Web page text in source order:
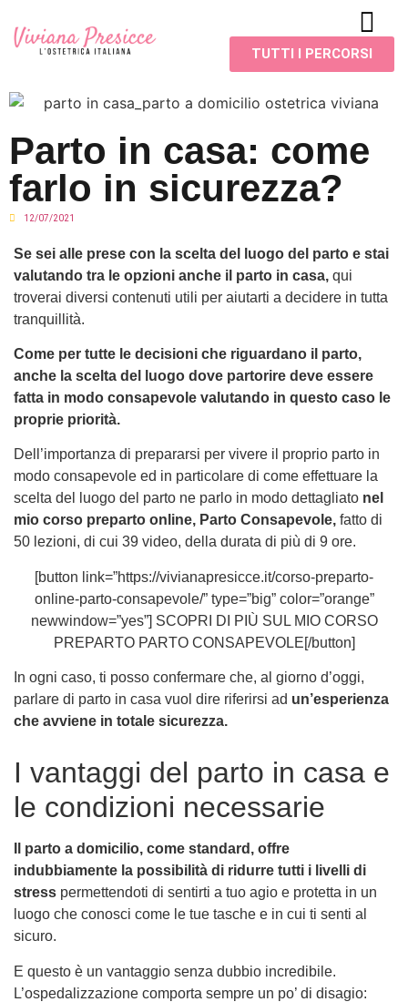
TUTTI I PERCORSI
Parto in casa: come
farlo in sicurezza?
12/07/2021
Se sei alle prese con la scelta del luogo del parto e stai
valutando tra le opzioni anche il parto in casa, qui
troverai diversi contenuti utili per aiutarti a decidere in tutta
tranquillità.
Come per tutte le decisioni che riguardano il parto,
anche la scelta del luogo dove partorire deve essere
fatta in modo consapevole valutando in questo caso le
proprie priorità.
Dell’importanza di prepararsi per vivere il proprio parto in
modo consapevole ed in particolare di come effettuare la
scelta del luogo del parto ne parlo in modo dettagliato nel
mio corso preparto online, Parto Consapevole, fatto di
50 lezioni, di cui 39 video, della durata di più di 9 ore.
[button link=”https://vivianapresicce.it/corso-preparto-
online-parto-consapevole/” type=”big” color=”orange”
newwindow=”yes”] SCOPRI DI PIÙ SUL MIO CORSO
PREPARTO PARTO CONSAPEVOLE[/button]
In ogni caso, ti posso confermare che, al giorno d’oggi,
parlare di parto in casa vuol dire riferirsi ad un’esperienza
che avviene in totale sicurezza.
I vantaggi del parto in casa e
le condizioni necessarie
Il parto a domicilio, come standard, offre
indubbiamente la possibilità di ridurre tutti i livelli di
stress permettendoti di sentirti a tuo agio e protetta in un
luogo che conosci come le tue tasche e in cui ti senti al
sicuro.
E questo è un vantaggio senza dubbio incredibile.
L’ospedalizzazione comporta sempre un po’ di disagio: